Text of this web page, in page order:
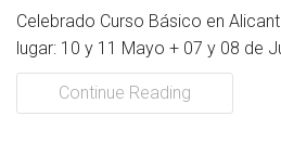
Celebrado Curso Básico en
lugar: 10 y 11 Mayo + 07 y 08 de
Continue Reading